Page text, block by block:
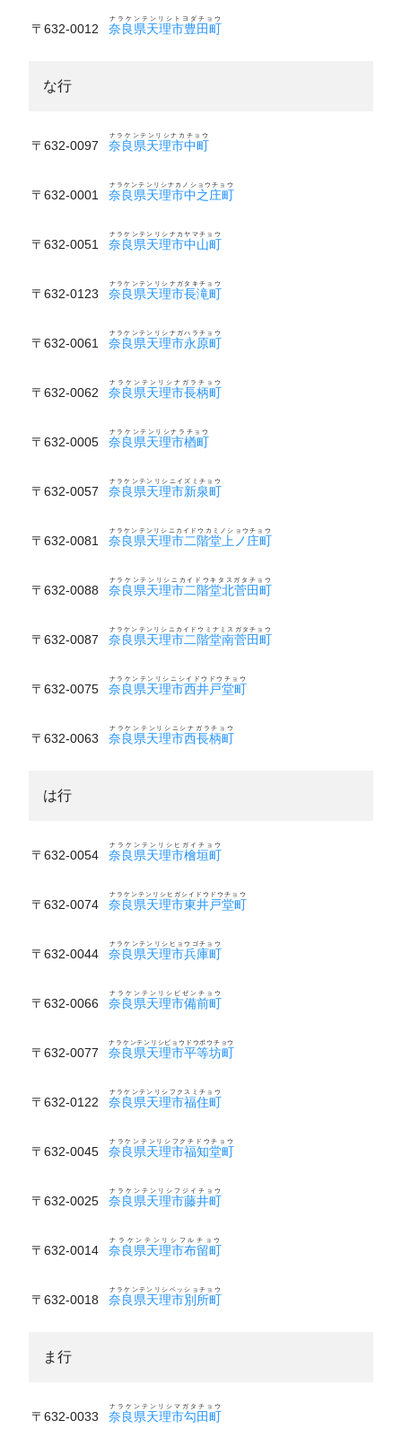
〒632-0012 奈良県天理市豊田町
ナラケンテンリシトヨダチョウ
な行
〒632-0097 奈良県天理市中町
ナラケンテンリシナカチョウ
〒632-0001 奈良県天理市中之庄町
ナラケンテンリシナカノショウチョウ
〒632-0051 奈良県天理市中山町
ナラケンテンリシナカヤマチョウ
〒632-0123 奈良県天理市長滝町
ナラケンテンリシナガタキチョウ
〒632-0061 奈良県天理市永原町
ナラケンテンリシナガハラチョウ
〒632-0062 奈良県天理市長柄町
ナラケンテンリシナガラチョウ
〒632-0005 奈良県天理市楢町
ナラケンテンリシナラチョウ
〒632-0057 奈良県天理市新泉町
ナラケンテンリシニイズミチョウ
〒632-0081 奈良県天理市二階堂上ノ庄町
ナラケンテンリシニカイドウカミノショウチョウ
〒632-0088 奈良県天理市二階堂北菅田町
ナラケンテンリシニカイドウキタスガタチョウ
〒632-0087 奈良県天理市二階堂南菅田町
ナラケンテンリシニカイドウミナミスガタチョウ
〒632-0075 奈良県天理市西井戸堂町
ナラケンテンリシニシイドウドウチョウ
〒632-0063 奈良県天理市西長柄町
ナラケンテンリシニシナガラチョウ
は行
〒632-0054 奈良県天理市檜垣町
ナラケンテンリシヒガイチョウ
〒632-0074 奈良県天理市東井戸堂町
ナラケンテンリシヒガシイドウドウチョウ
〒632-0044 奈良県天理市兵庫町
ナラケンテンリシヒョウゴチョウ
〒632-0066 奈良県天理市備前町
ナラケンテンリシビゼンチョウ
〒632-0077 奈良県天理市平等坊町
ナラケンテンリシビョウドウボウチョウ
〒632-0122 奈良県天理市福住町
ナラケンテンリシフクスミチョウ
〒632-0045 奈良県天理市福知堂町
ナラケンテンリシフクチドウチョウ
〒632-0025 奈良県天理市藤井町
ナラケンテンリシフジイチョウ
〒632-0014 奈良県天理市布留町
ナラケンテンリシフルチョウ
〒632-0018 奈良県天理市別所町
ナラケンテンリシベッショチョウ
ま行
〒632-0033 奈良県天理市勾田町
ナラケンテンリシマガタチョウ